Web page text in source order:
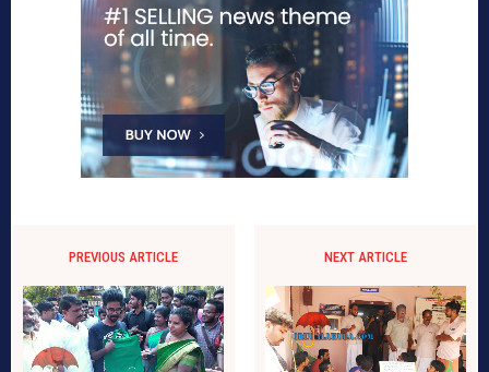
PREVIOUS ARTICLE NEXT ARTICLE